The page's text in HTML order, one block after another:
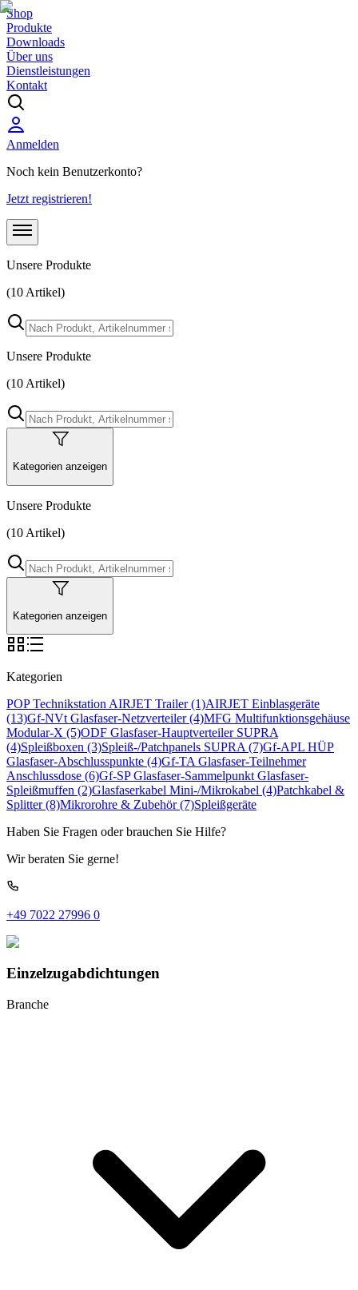
Shop
Produkte
Downloads
Über uns
Dienstleistungen
Kontakt
Anmelden
Noch kein Benutzerkonto?
Jetzt registrieren!
Unsere Produkte
(10 Artikel)
Unsere Produkte
(10 Artikel)
Kategorien anzeigen
Unsere Produkte
(10 Artikel)
Kategorien anzeigen
Kategorien
POP Technikstation AIRJET Trailer (1)AIRJET Einblasgeräte
(13)Gf-NVt Glasfaser-Netzverteiler(4)MFG Multifunktionsgehäuse
Modular-X (5)ODF Glasfaser-Hauptverteiler SUPRA
(4)Spleißboxen (3)Spleiß-/Patchpanels SUPRA (7)Gf-APL HÜP
Glasfaser-Abschlusspunkte (4)Gf-TA Glasfaser-Teilnehmer
Anschlussdose (6)Gf-SP Glasfaser-Sammelpunkt Glasfaser-
Spleißmuffen (2)Glasfaserkabel Mini-/Mikrokabel (4)Patchkabel &
Splitter (8)Mikrorohre & Zubehör (7)Spleißgeräte
Haben Sie Fragen oder brauchen Sie Hilfe?
Wir beraten Sie gerne!
+49 7022 27996 0
Einzelzugabdichtungen
Branche